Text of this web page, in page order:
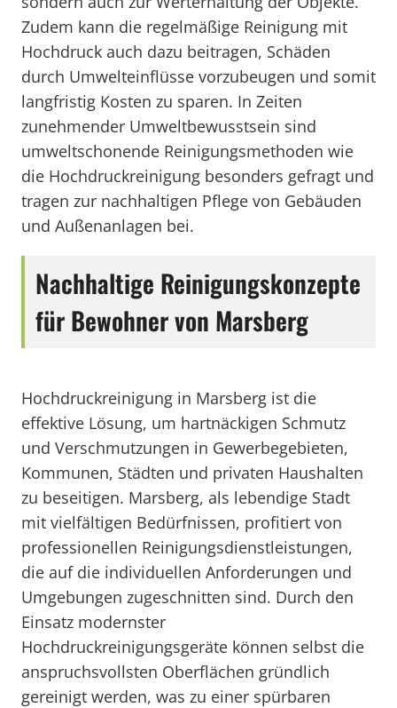
Zudem kann die regelmäßige Reinigung mit
Hochdruck auch dazu beitragen, Schäden
durch Umwelteinflüsse vorzubeugen und somit
langfristig Kosten zu sparen. In Zeiten
zunehmender Umweltbewusstsein sind
umweltschonende Reinigungsmethoden wie
die Hochdruckreinigung besonders gefragt und
tragen zur nachhaltigen Pflege von Gebäuden
und Außenanlagen bei.
Nachhaltige Reinigungskonzepte
für Bewohner von Marsberg
Hochdruckreinigung in Marsberg ist die
effektive Lösung, um hartnäckigen Schmutz
und Verschmutzungen in Gewerbegebieten,
Kommunen, Städten und privaten Haushalten
zu beseitigen. Marsberg, als lebendige Stadt
mit vielfältigen Bedürfnissen, profitiert von
professionellen Reinigungsdienstleistungen,
die auf die individuellen Anforderungen und
Umgebungen zugeschnitten sind. Durch den
Einsatz modernster
Hochdruckreinigungsgeräte können selbst die
anspruchsvollsten Oberflächen gründlich
gereinigt werden, was zu einer spürbaren